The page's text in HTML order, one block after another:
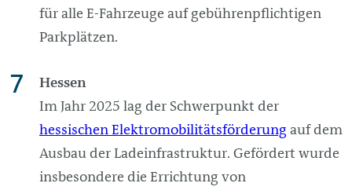
für alle E-Fahrzeuge auf gebührenpflichtigen
Parkplätzen.
Hessen
Im Jahr 2025 lag der Schwerpunkt der
hessischen Elektromobilitätsförderung auf dem
Ausbau der Ladeinfrastruktur. Gefördert wurde
insbesondere die Errichtung von